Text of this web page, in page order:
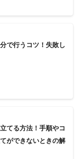
で行うコツ！失敗し
てる方法！手順やコ
ができないときの解